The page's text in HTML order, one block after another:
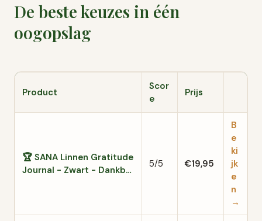
De beste keuzes in één
oogopslag
Product
Scor
e
Prijs
🏆 SANA Linnen Gratitude
Journal - Zwart - Dankb…
5/5 €19,95
B
e
ki
jk
e
n
→